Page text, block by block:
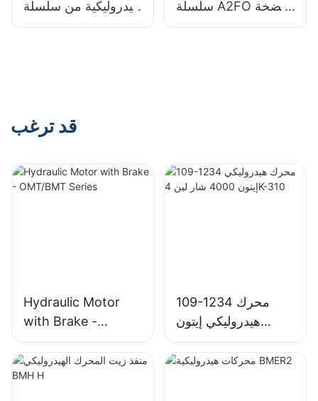
هيدروليكية من سلسلة
A7V مضخة مكبس
سلسلة A2FO مضخة
مكبس محورية مضخة
قد ترغب
Hydraulic Motor
with Brake -
OMT/BMT Series
109-1234 محرك
هيدروليكي إيتون
4000 شار لين 4K-
310